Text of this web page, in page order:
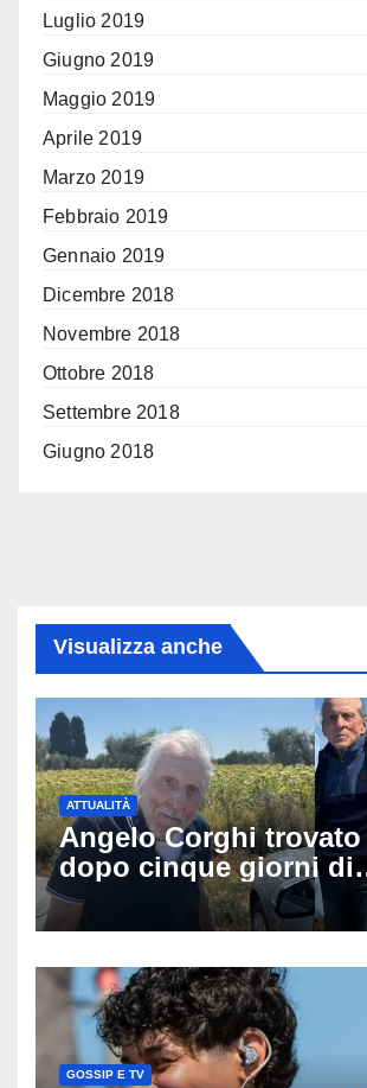
Luglio 2019
Giugno 2019
Maggio 2019
Aprile 2019
Marzo 2019
Febbraio 2019
Gennaio 2019
Dicembre 2018
Novembre 2018
Ottobre 2018
Settembre 2018
Giugno 2018
Visualizza anche
ATTUALITÀ
Angelo Corghi
dopo cinque giorni di
ricerche: il giallo
scomparso dopo
GOSSIP E TV